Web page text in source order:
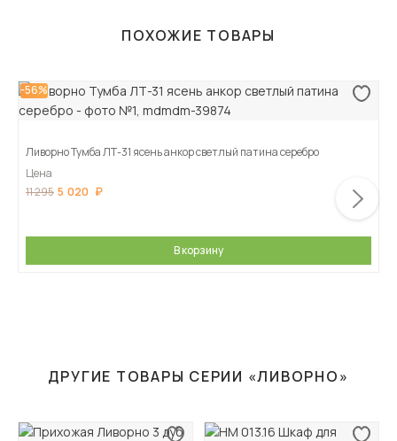
ПОХОЖИЕ ТОВАРЫ
-56%
Ливорно Тумба ЛТ-31 ясень анкор светлый патина серебро
Цена
11 295 5 020
В корзину
ДРУГИЕ ТОВАРЫ СЕРИИ «ЛИВОРНО»